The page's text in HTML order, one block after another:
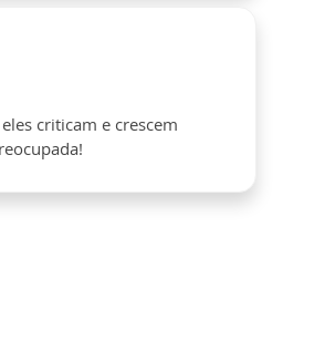
criticam e crescem